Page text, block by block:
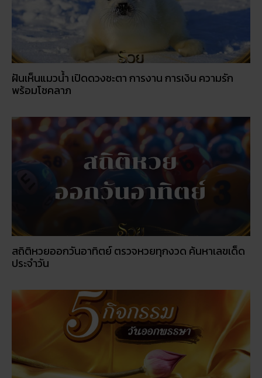
ฝันเห็นแมวน้ำ เปิดดวงชะตา การงาน การเงิน ความรัก
พร้อมโชคลาภ
สถิติหวยออกวันอาทิตย์ ตรวจหวยทุกงวด ค้นหาเลขเด็ด
ประจำวัน